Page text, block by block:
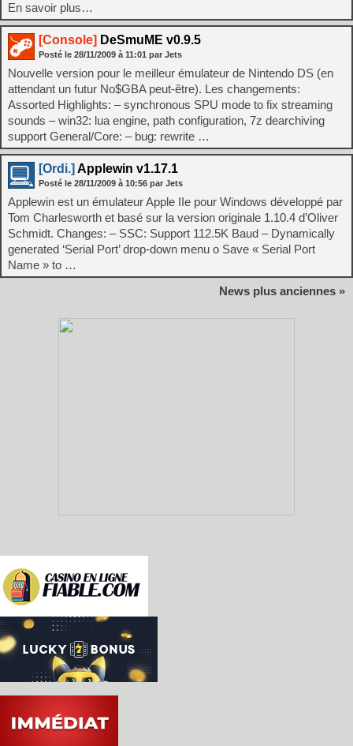
En savoir plus…
[Console] DeSmuME v0.9.5
Posté le 28/11/2009 à 11:01 par Jets
Nouvelle version pour le meilleur émulateur de Nintendo DS (en
attendant un futur No$GBA peut-être). Les changements:
Assorted Highlights: – synchronous SPU mode to fix streaming
sounds – win32: lua engine, path configuration, 7z dearchiving
support General/Core: – bug: rewrite …
[Ordi.] Applewin v1.17.1
Posté le 28/11/2009 à 10:56 par Jets
Applewin est un émulateur Apple IIe pour Windows développé par
Tom Charlesworth et basé sur la version originale 1.10.4 d’Oliver
Schmidt. Changes: – SSC: Support 112.5K Baud – Dynamically
generated ‘Serial Port’ drop-down menu o Save « Serial Port
Name » to …
News plus anciennes »